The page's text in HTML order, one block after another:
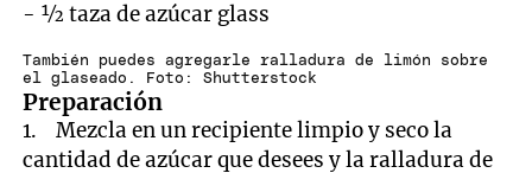
- ½ taza de azúcar glass
También puedes agregarle ralladura de limón sobre
el glaseado. Foto: Shutterstock
Preparación
1. Mezcla en un recipiente limpio y seco la
cantidad de azúcar que desees y la ralladura de